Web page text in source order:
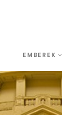
EMBEREK